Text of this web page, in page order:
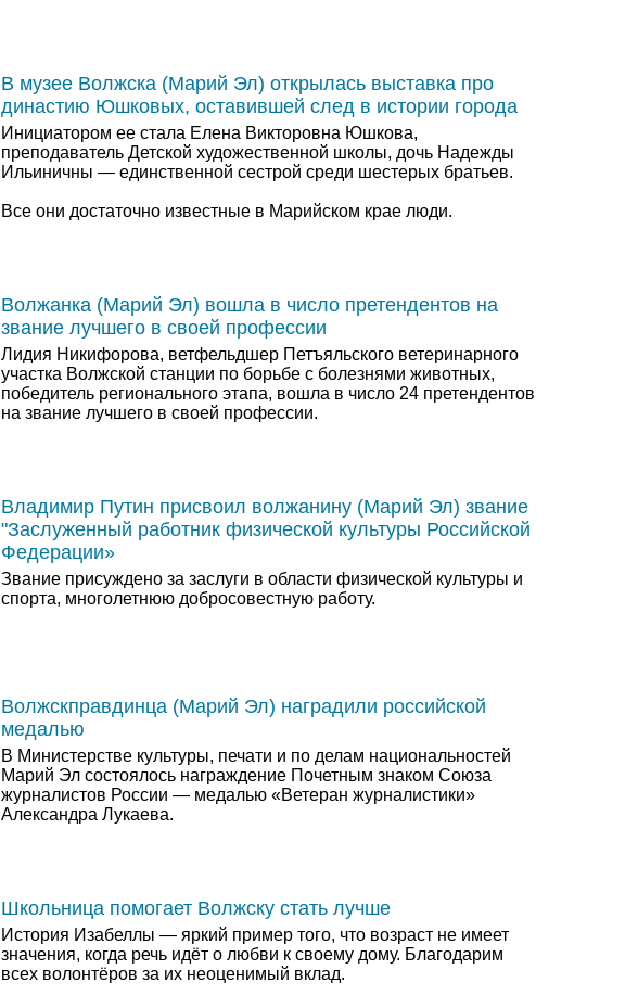
В музее Волжска (Марий Эл) открылась выставка про
династию Юшковых, оставившей след в истории города
Инициатором ее стала Елена Викторовна Юшкова,
преподаватель Детской художественной школы, дочь Надежды
Ильиничны — единственной сестрой среди шестерых братьев.
Все они достаточно известные в Марийском крае люди.
Волжанка (Марий Эл) вошла в число претендентов на
звание лучшего в своей профессии
Лидия Никифорова, ветфельдшер Петъяльского ветеринарного
участка Волжской станции по борьбе с болезнями животных,
победитель регионального этапа, вошла в число 24 претендентов
на звание лучшего в своей профессии.
Владимир Путин присвоил волжанину (Марий Эл) звание
"Заслуженный работник физической культуры Российской
Федерации»
Звание присуждено за заслуги в области физической культуры и
спорта, многолетнюю добросовестную работу.
Волжскправдинца (Марий Эл) наградили российской
медалью
В Министерстве культуры, печати и по делам национальностей
Марий Эл состоялось награждение Почетным знаком Союза
журналистов России — медалью «Ветеран журналистики»
Александра Лукаева.
Школьница помогает Волжску стать лучше
История Изабеллы — яркий пример того, что возраст не имеет
значения, когда речь идёт о любви к своему дому. Благодарим
всех волонтёров за их неоценимый вклад.